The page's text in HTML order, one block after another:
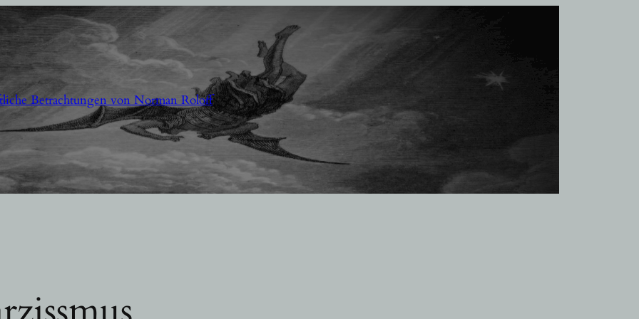
Betrachtungen von Norman Roloff